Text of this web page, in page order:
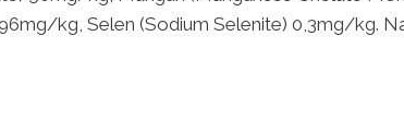
kg, Selen (Sodium Selenite) 0,3mg/kg.